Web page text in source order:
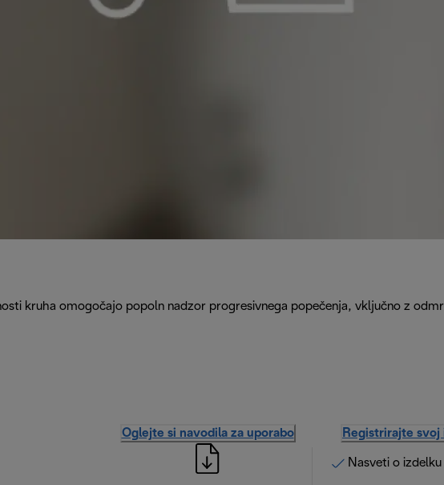
kruha omogočajo popoln nadzor progresivnega popečenja, vključno z
Oglejte si navodila za uporabo Registrirajte svoj
Nasveti o izdelku